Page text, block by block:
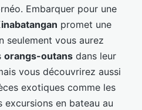
Embarquer pour une
promet une
seulement vous aurez
orangs-outans dans leur
vous découvrirez aussi
exotiques comme les
excursions en bateau au